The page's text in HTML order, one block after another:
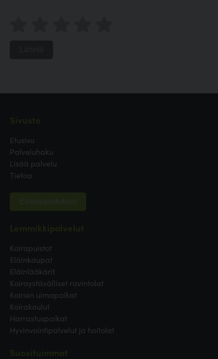
Etusivu
Palveluhaku
Lisää palvelu
Tietoa
Evästeasetukset
Koirapuistot
Eläinkaupat
Eläinlääkärit
Koiraystävälliset ravintolat
Koirien uimapaikat
Koirakoulut
Harrastuspaikat
Hyvinvointipalvelut ja hoitolat